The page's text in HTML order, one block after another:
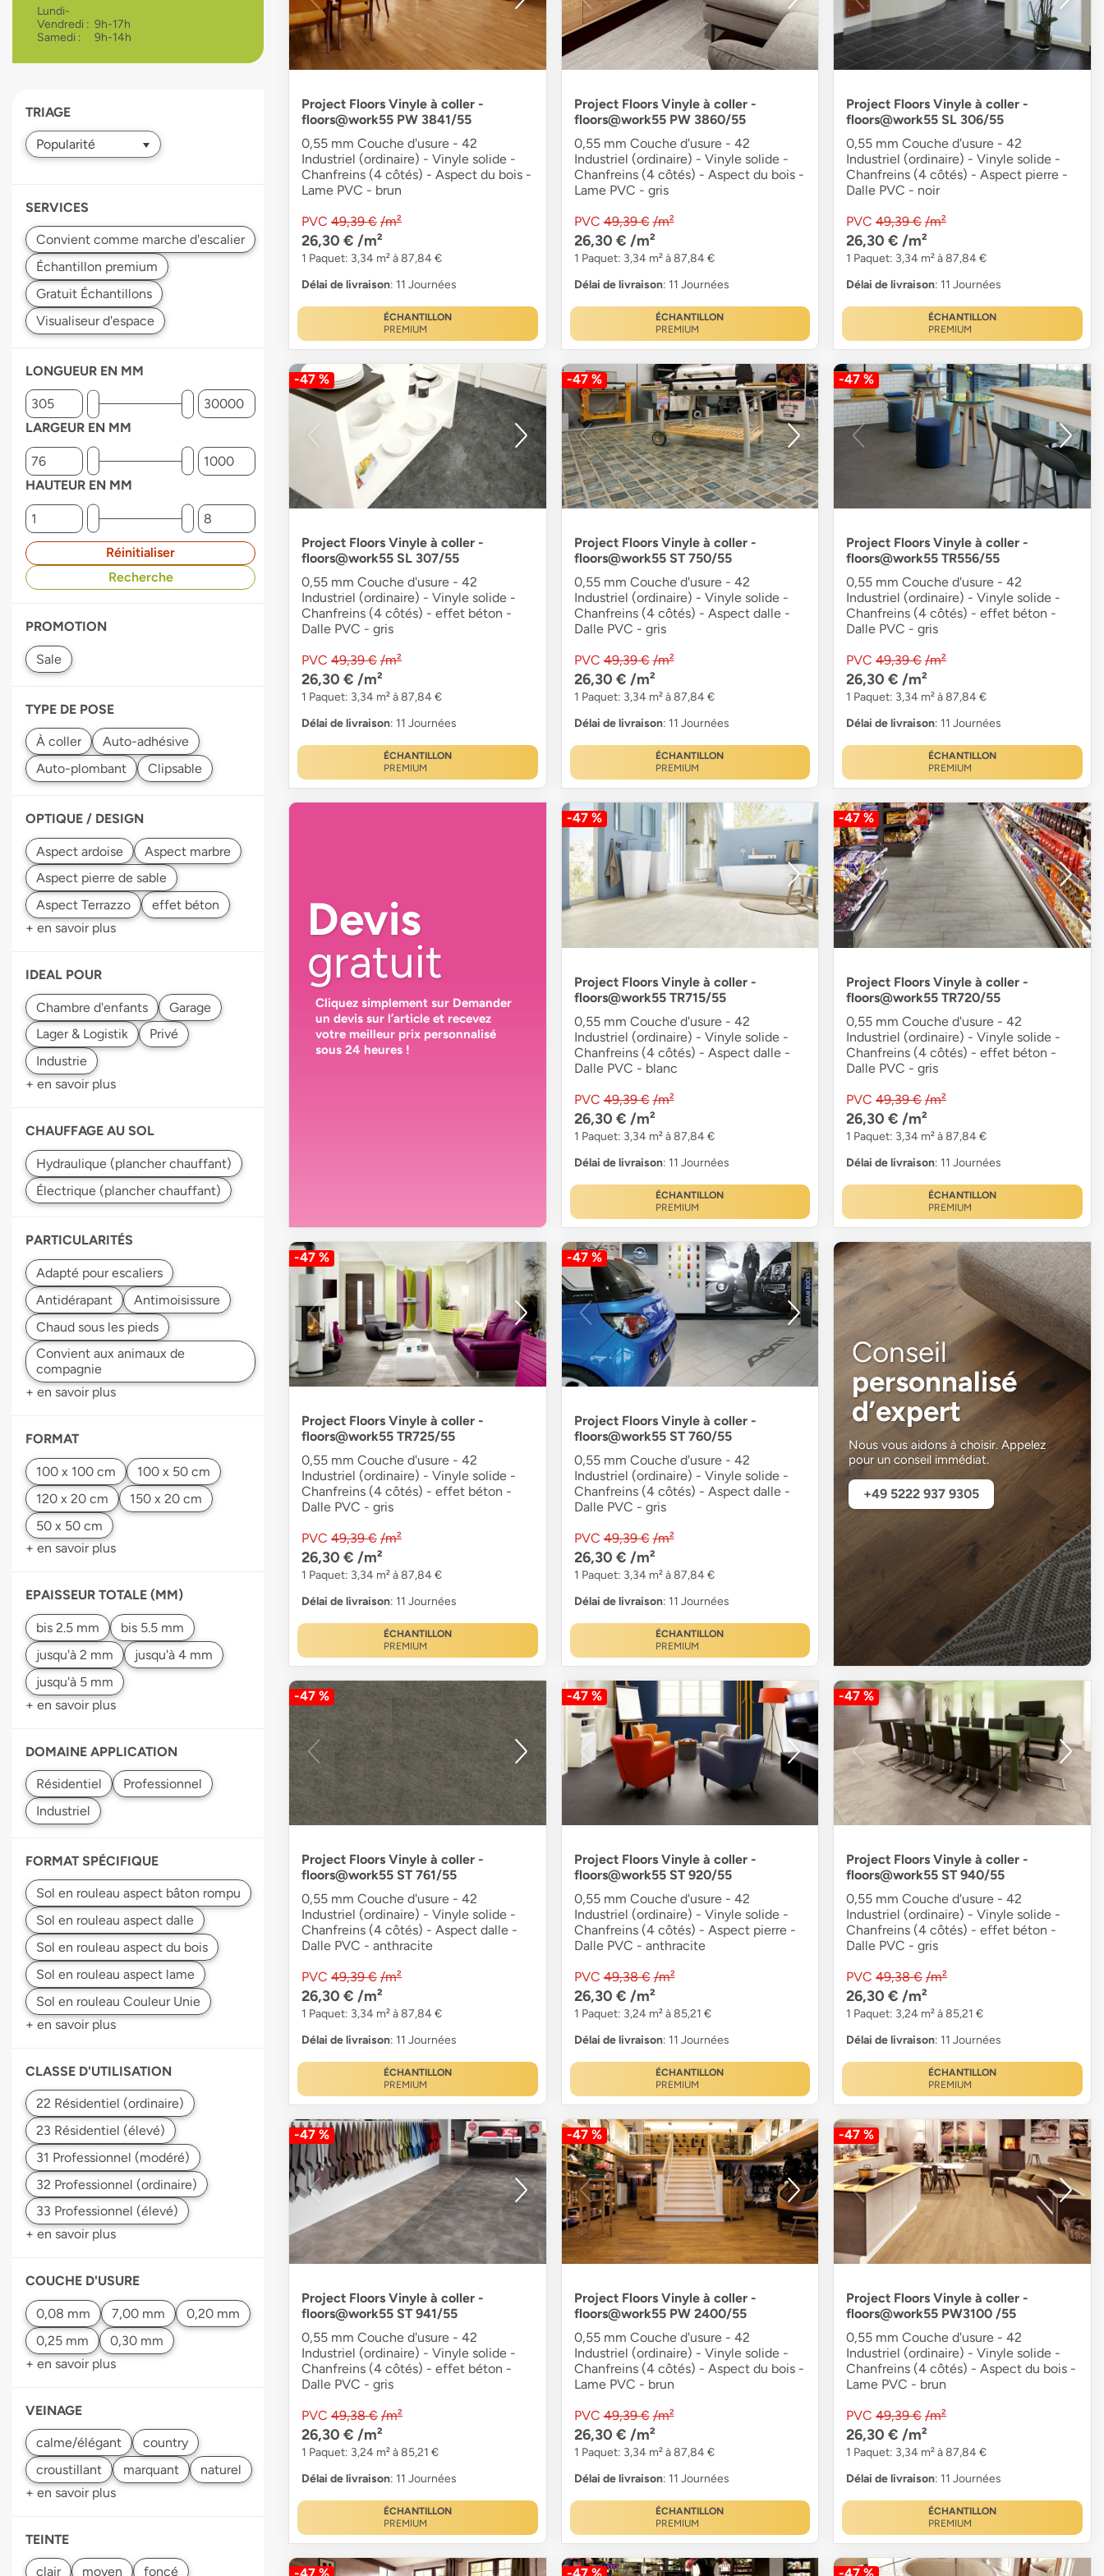
devices
users
gestures.
Lundi-
Vendredi : 9h-17h
Samedi :
9h-14h
TRIAGE
SERVICES
LONGUEUR EN MM
LARGEUR EN MM
HAUTEUR EN MM
Réinitialiser
Recherche
PROMOTION
TYPE DE POSE
Auto-adhésive
Auto-plombant
OPTIQUE / DESIGN
Aspect marbre
effet béton
+ en savoir plus
IDEAL POUR
+ en savoir plus
CHAUFFAGE AU SOL
PARTICULARITÉS
Antidérapant
Convient aux animaux de
compagnie
+ en savoir plus
FORMAT
+ en savoir plus
EPAISSEUR TOTALE (MM)
jusqu'à 2 mm
jusqu'à 4 mm
jusqu'à 5 mm
+ en savoir plus
DOMAINE APPLICATION
Professionnel
Industriel
FORMAT SPÉCIFIQUE
+ en savoir plus
CLASSE D'UTILISATION
+ en savoir plus
COUCHE D'USURE
+ en savoir plus
VEINAGE
+ en savoir plus
TEINTE
clair foncé
Project Floors Vinyle à coller -
floors@work55 PW 3841/55
0,55 mm Couche d'usure - 42
Industriel (ordinaire) - Vinyle solide -
Chanfreins (4 côtés) - Aspect du bois -
Lame PVC - brun
PVC 49,39 € /m²
26,30 € /m²
1 Paquet: 3,34 m² à 87,84 €
Délai de livraison: 11 Journées
ÉCHANTILLON
PREMIUM
Project Floors Vinyle à coller -
floors@work55 PW 3860/55
0,55 mm Couche d'usure - 42
Industriel (ordinaire) - Vinyle solide -
Chanfreins (4 côtés) - Aspect du bois -
Lame PVC - gris
PVC 49,39 € /m²
26,30 € /m²
1 Paquet: 3,34 m² à 87,84 €
Délai de livraison: 11 Journées
ÉCHANTILLON
PREMIUM
Project Floors Vinyle à coller -
floors@work55 SL 306/55
0,55 mm Couche d'usure - 42
Industriel (ordinaire) - Vinyle solide -
Chanfreins (4 côtés) - Aspect pierre -
Dalle PVC - noir
PVC 49,39 € /m²
26,30 € /m²
1 Paquet: 3,34 m² à 87,84 €
Délai de livraison: 11 Journées
ÉCHANTILLON
PREMIUM
-47 %
Project Floors Vinyle à coller -
floors@work55 SL 307/55
0,55 mm Couche d'usure - 42
Industriel (ordinaire) - Vinyle solide -
Chanfreins (4 côtés) - effet béton -
Dalle PVC - gris
PVC 49,39 € /m²
26,30 € /m²
1 Paquet: 3,34 m² à 87,84 €
Délai de livraison: 11 Journées
ÉCHANTILLON
PREMIUM
-47 %
Project Floors Vinyle à coller -
floors@work55 ST 750/55
0,55 mm Couche d'usure - 42
Industriel (ordinaire) - Vinyle solide -
Chanfreins (4 côtés) - Aspect dalle -
Dalle PVC - gris
PVC 49,39 € /m²
26,30 € /m²
1 Paquet: 3,34 m² à 87,84 €
Délai de livraison: 11 Journées
ÉCHANTILLON
PREMIUM
-47 %
Project Floors Vinyle à coller -
floors@work55 TR556/55
0,55 mm Couche d'usure - 42
Industriel (ordinaire) - Vinyle solide -
Chanfreins (4 côtés) - effet béton -
Dalle PVC - gris
PVC 49,39 € /m²
26,30 € /m²
1 Paquet: 3,34 m² à 87,84 €
Délai de livraison: 11 Journées
ÉCHANTILLON
PREMIUM
Devis
gratuit
Cliquez simplement sur Demander
un devis sur l’article et recevez
votre meilleur prix personnalisé
sous 24 heures !
-47 %
Project Floors Vinyle à coller -
floors@work55 TR715/55
0,55 mm Couche d'usure - 42
Industriel (ordinaire) - Vinyle solide -
Chanfreins (4 côtés) - Aspect dalle -
Dalle PVC - blanc
PVC 49,39 € /m²
26,30 € /m²
1 Paquet: 3,34 m² à 87,84 €
Délai de livraison: 11 Journées
ÉCHANTILLON
PREMIUM
-47 %
Project Floors Vinyle à coller -
floors@work55 TR720/55
0,55 mm Couche d'usure - 42
Industriel (ordinaire) - Vinyle solide -
Chanfreins (4 côtés) - effet béton -
Dalle PVC - gris
PVC 49,39 € /m²
26,30 € /m²
1 Paquet: 3,34 m² à 87,84 €
Délai de livraison: 11 Journées
ÉCHANTILLON
PREMIUM
-47 %
Project Floors Vinyle à coller -
floors@work55 TR725/55
0,55 mm Couche d'usure - 42
Industriel (ordinaire) - Vinyle solide -
Chanfreins (4 côtés) - effet béton -
Dalle PVC - gris
PVC 49,39 € /m²
26,30 € /m²
1 Paquet: 3,34 m² à 87,84 €
Délai de livraison: 11 Journées
ÉCHANTILLON
PREMIUM
-47 %
Project Floors Vinyle à coller -
floors@work55 ST 760/55
0,55 mm Couche d'usure - 42
Industriel (ordinaire) - Vinyle solide -
Chanfreins (4 côtés) - Aspect dalle -
Dalle PVC - gris
PVC 49,39 € /m²
26,30 € /m²
1 Paquet: 3,34 m² à 87,84 €
Délai de livraison: 11 Journées
ÉCHANTILLON
PREMIUM
Conseil
personnalisé
d’expert
Nous vous aidons à choisir. Appelez
pour un conseil immédiat.
+49 5222 937 9305
-47 %
Project Floors Vinyle à coller -
floors@work55 ST 761/55
0,55 mm Couche d'usure - 42
Industriel (ordinaire) - Vinyle solide -
Chanfreins (4 côtés) - Aspect dalle -
Dalle PVC - anthracite
PVC 49,39 € /m²
26,30 € /m²
1 Paquet: 3,34 m² à 87,84 €
Délai de livraison: 11 Journées
ÉCHANTILLON
PREMIUM
-47 %
Project Floors Vinyle à coller -
floors@work55 ST 920/55
0,55 mm Couche d'usure - 42
Industriel (ordinaire) - Vinyle solide -
Chanfreins (4 côtés) - Aspect pierre -
Dalle PVC - anthracite
PVC 49,38 € /m²
26,30 € /m²
1 Paquet: 3,24 m² à 85,21 €
Délai de livraison: 11 Journées
ÉCHANTILLON
PREMIUM
-47 %
Project Floors Vinyle à coller -
floors@work55 ST 940/55
0,55 mm Couche d'usure - 42
Industriel (ordinaire) - Vinyle solide -
Chanfreins (4 côtés) - effet béton -
Dalle PVC - gris
PVC 49,38 € /m²
26,30 € /m²
1 Paquet: 3,24 m² à 85,21 €
Délai de livraison: 11 Journées
ÉCHANTILLON
PREMIUM
-47 %
Project Floors Vinyle à coller -
floors@work55 ST 941/55
0,55 mm Couche d'usure - 42
Industriel (ordinaire) - Vinyle solide -
Chanfreins (4 côtés) - effet béton -
Dalle PVC - gris
PVC 49,38 € /m²
26,30 € /m²
1 Paquet: 3,24 m² à 85,21 €
Délai de livraison: 11 Journées
ÉCHANTILLON
PREMIUM
-47 %
Project Floors Vinyle à coller -
floors@work55 PW 2400/55
0,55 mm Couche d'usure - 42
Industriel (ordinaire) - Vinyle solide -
Chanfreins (4 côtés) - Aspect du bois -
Lame PVC - brun
PVC 49,39 € /m²
26,30 € /m²
1 Paquet: 3,34 m² à 87,84 €
Délai de livraison: 11 Journées
ÉCHANTILLON
PREMIUM
-47 %
Project Floors Vinyle à coller -
floors@work55 PW3100 /55
0,55 mm Couche d'usure - 42
Industriel (ordinaire) - Vinyle solide -
Chanfreins (4 côtés) - Aspect du bois -
Lame PVC - brun
PVC 49,39 € /m²
26,30 € /m²
1 Paquet: 3,34 m² à 87,84 €
Délai de livraison: 11 Journées
ÉCHANTILLON
PREMIUM